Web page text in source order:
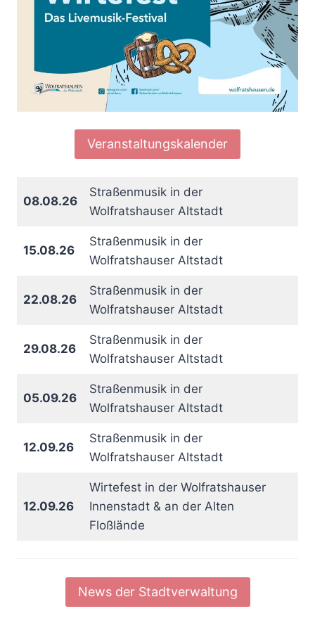
Veranstaltungskalender
08.08.26
Straßenmusik in der
Wolfratshauser Altstadt
15.08.26
Straßenmusik in der
Wolfratshauser Altstadt
22.08.26
Straßenmusik in der
Wolfratshauser Altstadt
29.08.26
Straßenmusik in der
Wolfratshauser Altstadt
05.09.26
Straßenmusik in der
Wolfratshauser Altstadt
12.09.26
Straßenmusik in der
Wolfratshauser Altstadt
12.09.26
Wirtefest in der Wolfratshauser
Innenstadt & an der Alten
Floßlände
News der Stadtverwaltung